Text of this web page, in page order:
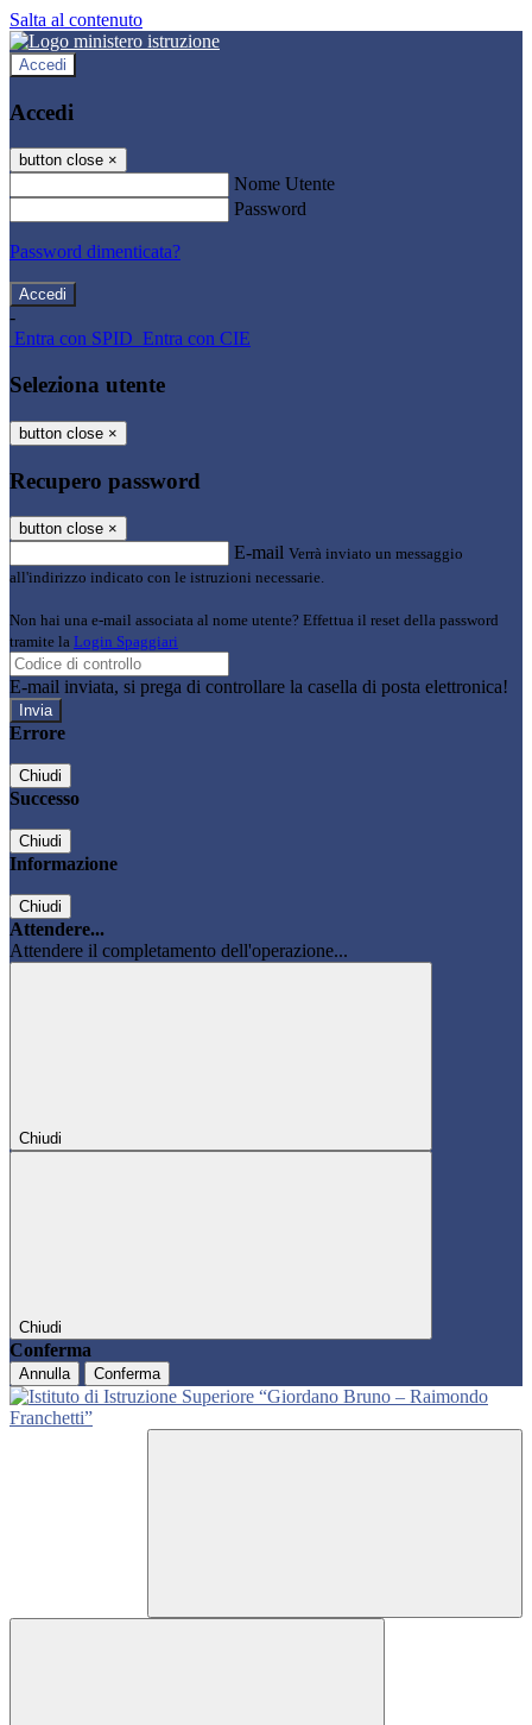
Salta al contenuto
Accedi
Accedi
button close ×
Nome Utente
Password
Password dimenticata?
-
Entra con SPID Entra con CIE
Seleziona utente
button close ×
Recupero password
button close ×
E-mail Verrà inviato un messaggio
all'indirizzo indicato con le istruzioni necessarie.
Non hai una e-mail associata al nome utente? Effettua il reset della password
tramite la Login Spaggiari
E-mail inviata, si prega di controllare la casella di posta elettronica!
Errore
Chiudi
Successo
Chiudi
Informazione
Chiudi
Attendere...
Attendere il completamento dell'operazione...
Chiudi
Chiudi
Conferma
Annulla Conferma